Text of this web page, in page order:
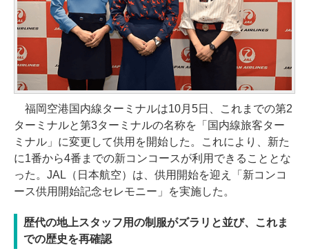
福岡空港国内線ターミナルは10月5日、これまでの第2
ターミナルと第3ターミナルの名称を「国内線旅客ター
ミナル」に変更して供用を開始した。これにより、新た
に1番から4番までの新コンコースが利用できることとな
った。JAL（日本航空）は、供用開始を迎え「新コンコ
ース供用開始記念セレモニー」を実施した。
歴代の地上スタッフ用の制服がズラリと並び、これま
での歴史を再確認